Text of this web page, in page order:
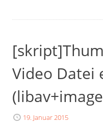
Video Datei
19. Januar 2015